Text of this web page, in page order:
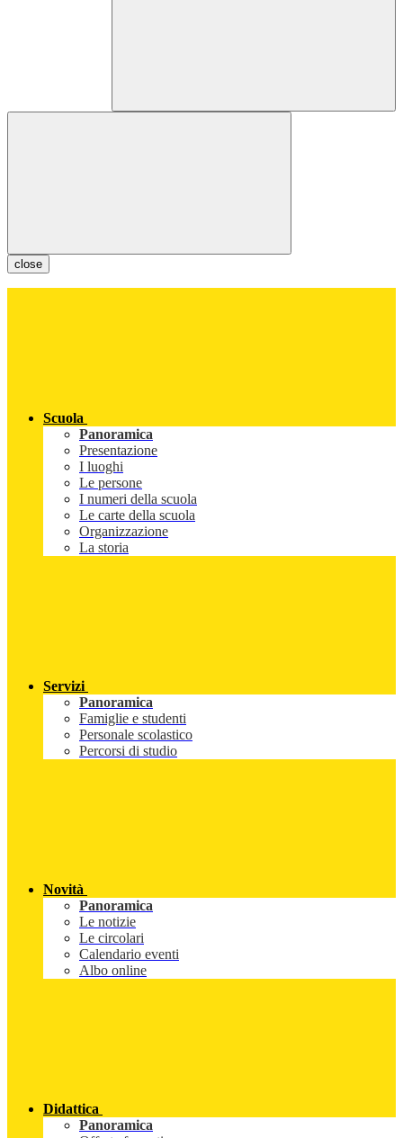
close
Scuola
Panoramica
Presentazione
I luoghi
Le persone
I numeri della scuola
Le carte della scuola
Organizzazione
La storia
Servizi
Panoramica
Famiglie e studenti
Personale scolastico
Percorsi di studio
Novità
Panoramica
Le notizie
Le circolari
Calendario eventi
Albo online
Didattica
Panoramica